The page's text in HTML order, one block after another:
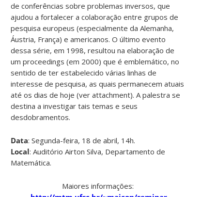
de conferências sobre problemas inversos, que
ajudou a fortalecer a colaboração entre grupos de
pesquisa europeus (especialmente da Alemanha,
Áustria, França) e americanos. O último evento
dessa série, em 1998, resultou na elaboração de
um proceedings (em 2000) que é emblemático, no
sentido de ter estabelecido várias linhas de
interesse de pesquisa, as quais permanecem atuais
até os dias de hoje (ver attachment). A palestra se
destina a investigar tais temas e seus
desdobramentos.
Data: Segunda-feira, 18 de abril, 14h.
Local: Auditório Airton Silva, Departamento de
Matemática.
Maiores informações: